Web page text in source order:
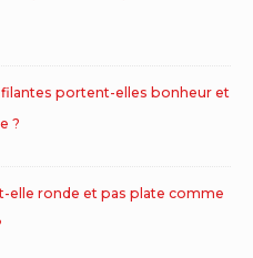
portent-elles bonheur et
?
elle ronde et pas plate comme